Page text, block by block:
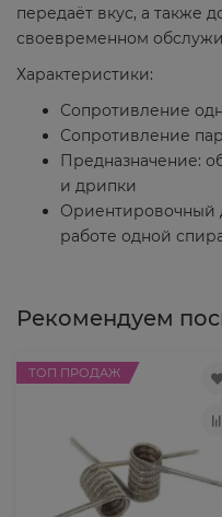
передаёт вкус, а также
своевременном
Характеристики:
Сопротивление
Сопротивление
Предназначение:
и дрипки
Ориентировочный
работе одной
Рекомендуем
ТОП ПРОДАЖ